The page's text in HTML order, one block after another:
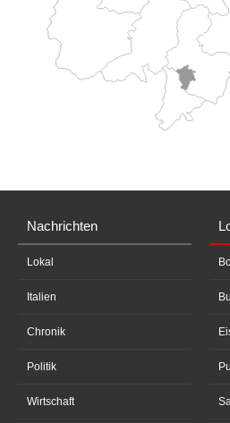
Nachrichten
Lokal
Italien
Chronik
Politik
Wirtschaft